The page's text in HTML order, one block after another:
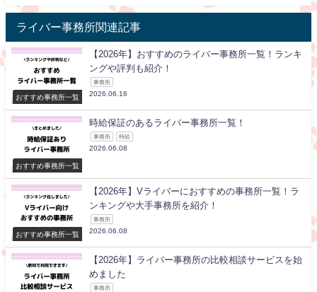
ライバー事務所関連記事
おすすめ事務所一覧
【2026年】おすすめのライバー事務所一覧！ランキ
ングや評判も紹介！
事務所
2026.06.16
おすすめ事務所一覧
時給保証のあるライバー事務所一覧！
事務所 時給
2026.06.08
おすすめ事務所一覧
【2026年】Vライバーにおすすめの事務所一覧！ラ
ンキングや大手事務所を紹介！
事務所
2026.06.08
【2026年】ライバー事務所の比較相談サービスを始
めました
事務所